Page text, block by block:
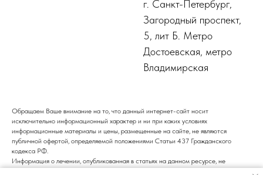
г. Санкт-Петербург,
Загородный проспект,
5, лит Б. Метро
Достоевская, метро
Владимирская
Обращаем Ваше внимание на то, что данный интернет-сайт носит
исключительно информационный характер и ни при каких условиях
информационные материалы и цены, размещенные на сайте, не являются
публичной офертой, определяемой положениями Статьи 437 Гражданского
кодекса РФ.
Информация о лечении, опубликованная в статьях на данном ресурсе, не